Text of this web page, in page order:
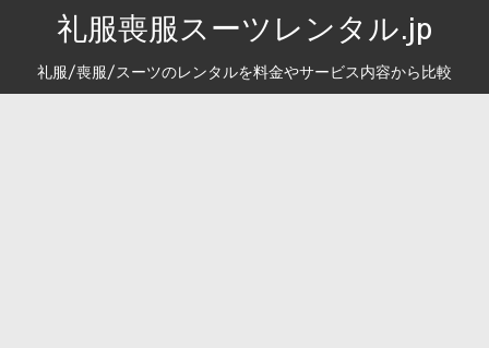
礼服喪服スーツレンタル.jp
礼服/喪服/スーツのレンタルを料金やサービス内容から比較